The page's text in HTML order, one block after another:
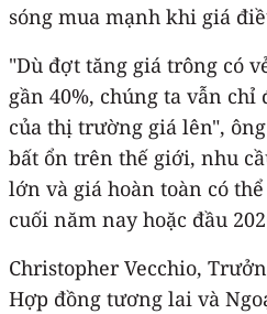
sóng mua mạnh khi giá
"Dù đợt tăng giá trông có
gần 40%, chúng ta vẫn chỉ
của thị trường giá lên",
bất ổn trên thế giới, nhu
lớn và giá hoàn toàn có thể
cuối năm nay hoặc đầu
Christopher Vecchio,
Hợp đồng tương lai và